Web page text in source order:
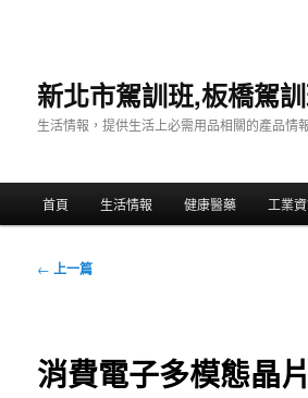
新北市駕訓班,板橋駕
生活情報，提供生活上必需用品相關的產品情
首頁 生活情報 健康醫藥 工業
文
← 上一篇
消費電子多模態晶